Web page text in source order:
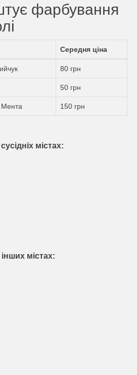
фарбування
Середня ціна
80 грн
50 грн
Мента 150 грн
містах:
містах: